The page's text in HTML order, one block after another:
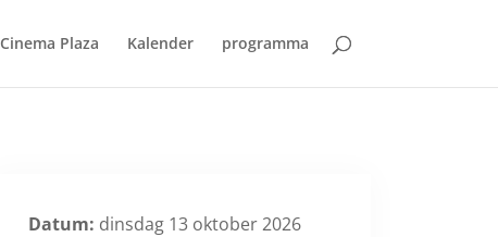
Cinema Plaza Kalender programma
Datum: dinsdag 13 oktober 2026